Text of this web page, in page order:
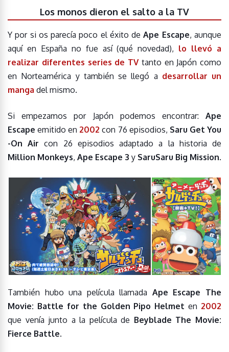
Los monos dieron el salto a la TV
Y por si os parecía poco el éxito deApe Escape, aunque
aquí en España no fue así (qué novedad), lo llevó a
realizar diferentes series de TVtanto en Japón como
en Norteamérica y también se llegó a desarrollar un
manga del mismo.
Si empezamos por Japón podemos encontrar: Ape
Escape emitido en 2002 con 76 episodios, Saru Get You
-On Air con 26 episodios adaptado a la historia de
Million Monkeys, Ape Escape 3 y SaruSaru Big Mission.
También hubo una película llamada Ape Escape The
Movie: Battle for the Golden Pipo Helmet en 2002
que venía junto a la película de Beyblade The Movie:
Fierce Battle.